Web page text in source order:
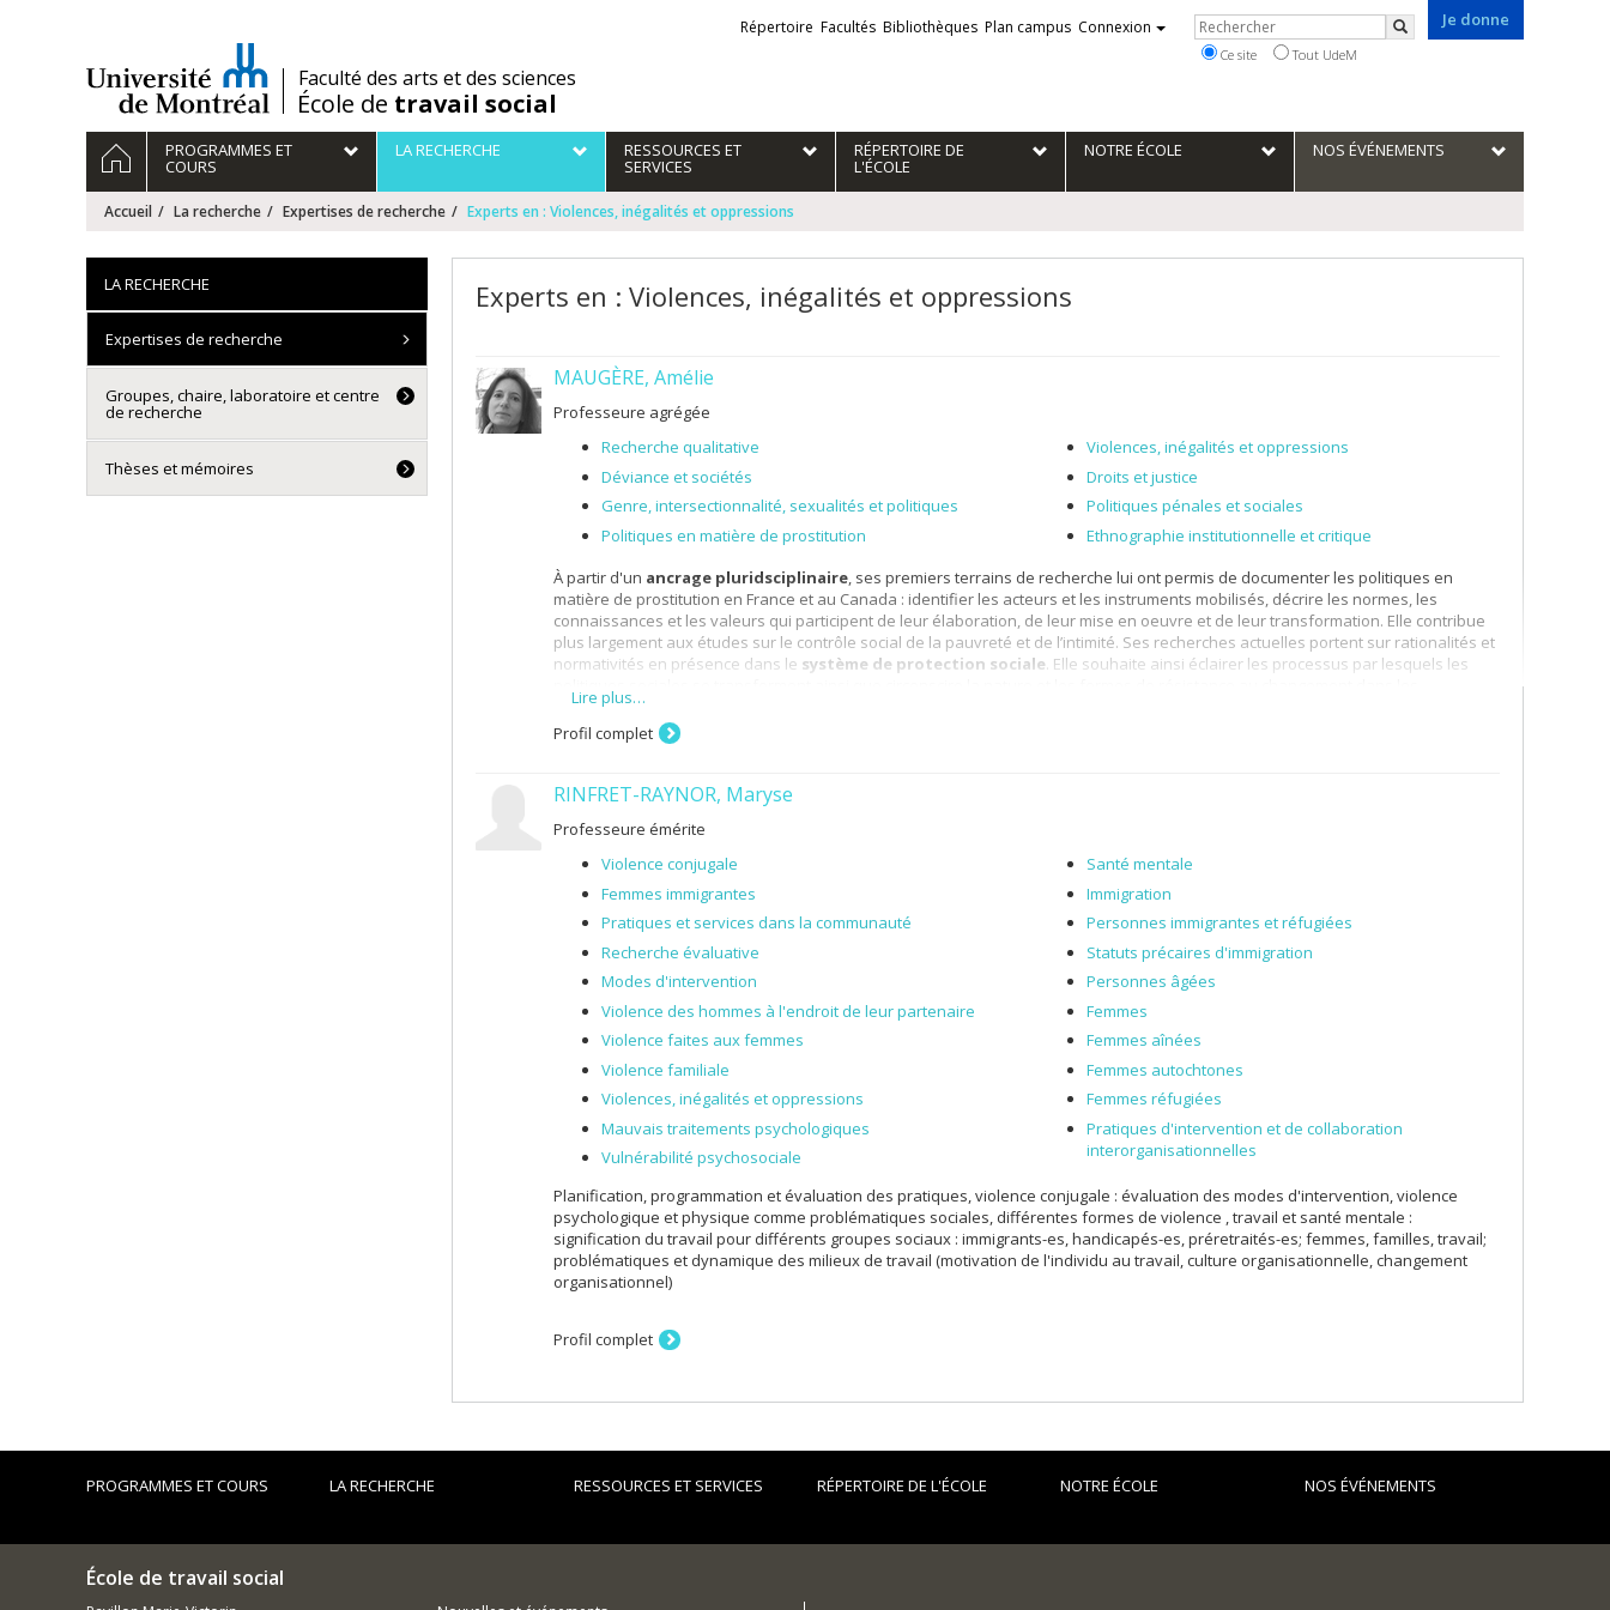
/Faculté des arts et des sciences
École de travail social
Je donne
Liens
externes
Répertoire Facultés Bibliothèques Plan campus Connexion Rechercher
Rechercher
Ce site Tout UdeM
Navigation
principale
ACCUEILPROGRAMMES ET
COURS
LA RECHERCHE RESSOURCES ET
SERVICES
RÉPERTOIRE DE
L'ÉCOLE
NOTRE ÉCOLE NOS ÉVÉNEMENTS
Accueil La recherche Expertises de recherche Experts en : Violences, inégalités et oppressions
Experts en : Violences, inégalités et oppressions
MAUGÈRE, Amélie
Professeure agrégée
Recherche qualitative
Déviance et sociétés
Genre, intersectionnalité, sexualités et politiques
Politiques en matière de prostitution
Violences, inégalités et oppressions
Droits et justice
Politiques pénales et sociales
Ethnographie institutionnelle et critique
À partir d'un ancrage pluridsciplinaire, ses premiers terrains de recherche lui ont permis de documenter les politiques en
matière de prostitution en France et au Canada : identifier les acteurs et les instruments mobilisés, décrire les normes, les
connaissances et les valeurs qui participent de leur élaboration, de leur mise en oeuvre et de leur transformation. Elle contribue
plus largement aux études sur le contrôle social de la pauvreté et de l’intimité. Ses recherches actuelles portent sur rationalités et
normativités en présence dans le système de protection sociale. Elle souhaite ainsi éclairer les processus par lesquels les
institutions. À l'École de travail social, elle a la responsabilité du cours d'Analyse des politiques sociales donnée aux étudiant.e.s
en première année.
Elle contribue parallèlement aux réfléxions portant sur les méthodes en sciences sociales et la place des sciences dans les
disciplines pratiques et appliquées. Elle enseigne depuis de nombreuses années des cours de méthodologies de la recherche
aux cycles supérieurs ; aussi membre du CA de l'Association pour la Recherche Qualitative, elle y soutient la réflexion sur les
rapports entre science, critique et transformation sociale.
Lire plus…
Profil complet
RINFRET-RAYNOR, Maryse
Professeure émérite
Violence conjugale
Femmes immigrantes
Pratiques et services dans la communauté
Recherche évaluative
Modes d'intervention
Violence des hommes à l'endroit de leur partenaire
Violence faites aux femmes
Violence familiale
Violences, inégalités et oppressions
Mauvais traitements psychologiques
Vulnérabilité psychosociale
Santé mentale
Immigration
Personnes immigrantes et réfugiées
Statuts précaires d'immigration
Personnes âgées
Femmes
Femmes aînées
Femmes autochtones
Femmes réfugiées
Pratiques d'intervention et de collaboration
interorganisationnelles
Planification, programmation et évaluation des pratiques, violence conjugale : évaluation des modes d'intervention, violence
psychologique et physique comme problématiques sociales, différentes formes de violence , travail et santé mentale :
signification du travail pour différents groupes sociaux : immigrants-es, handicapés-es, préretraités-es; femmes, familles, travail;
problématiques et dynamique des milieux de travail (motivation de l'individu au travail, culture organisationnelle, changement
organisationnel)
Profil complet
LA RECHERCHE
Expertises de recherche
Groupes, chaire, laboratoire et centre
de recherche
Thèses et mémoires
PROGRAMMES ET COURS LA RECHERCHE RESSOURCES ET SERVICES RÉPERTOIRE DE L'ÉCOLE NOTRE ÉCOLE NOS ÉVÉNEMENTS
École de travail social